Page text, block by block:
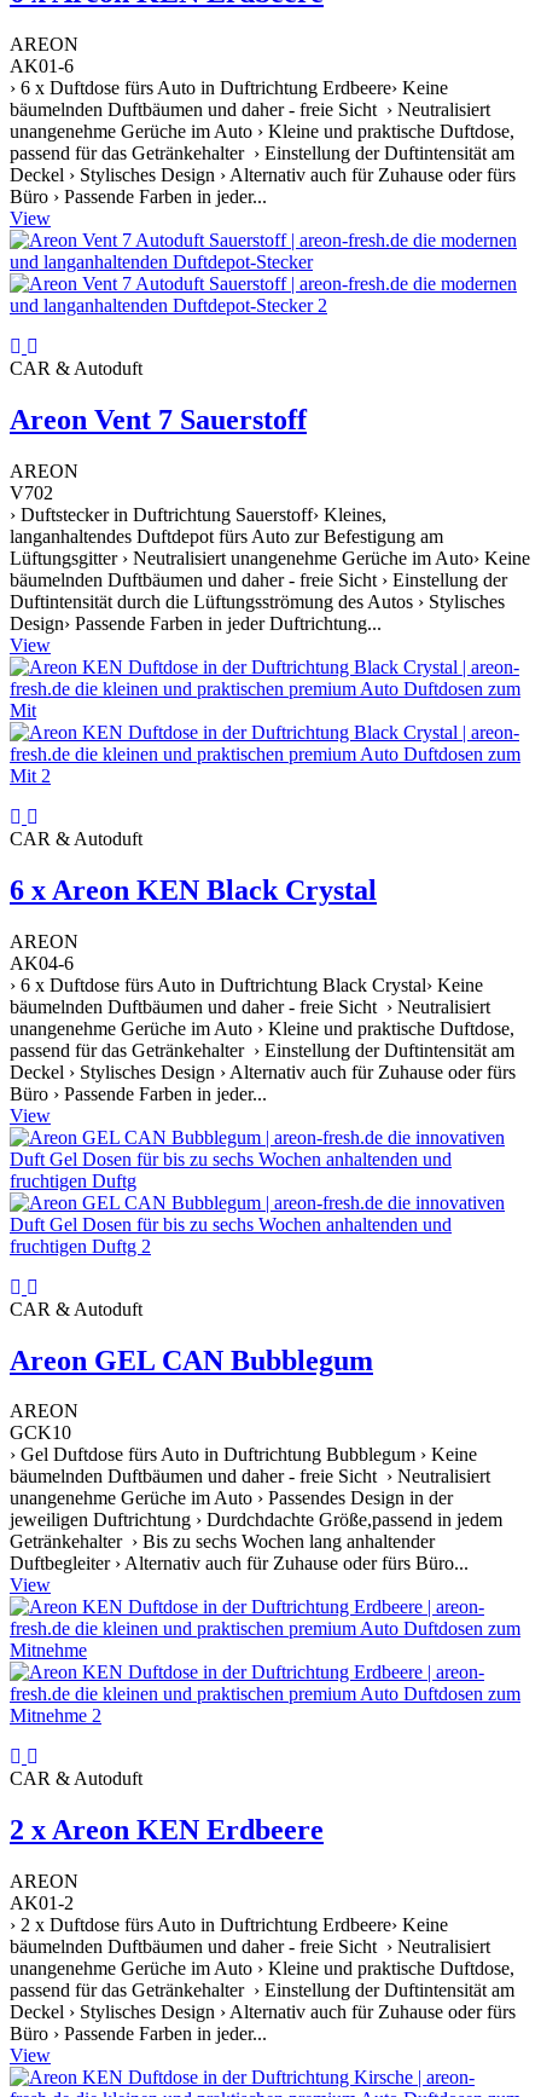
AREON
AK01-6
› 6 x Duftdose fürs Auto in Duftrichtung Erdbeere› Keine
bäumelnden Duftbäumen und daher - freie Sicht › Neutralisiert
unangenehme Gerüche im Auto › Kleine und praktische Duftdose,
passend für das Getränkehalter › Einstellung der Duftintensität am
Deckel › Stylisches Design › Alternativ auch für Zuhause oder fürs
Büro › Passende Farben in jeder...
View
CAR & Autoduft
Areon Vent 7 Sauerstoff
AREON
V702
› Duftstecker in Duftrichtung Sauerstoff› Kleines,
langanhaltendes Duftdepot fürs Auto zur Befestigung am
Lüftungsgitter › Neutralisiert unangenehme Gerüche im Auto› Keine
bäumelnden Duftbäumen und daher - freie Sicht › Einstellung der
Duftintensität durch die Lüftungsströmung des Autos › Stylisches
Design› Passende Farben in jeder Duftrichtung...
View
CAR & Autoduft
6 x Areon KEN Black Crystal
AREON
AK04-6
› 6 x Duftdose fürs Auto in Duftrichtung Black Crystal› Keine
bäumelnden Duftbäumen und daher - freie Sicht › Neutralisiert
unangenehme Gerüche im Auto › Kleine und praktische Duftdose,
passend für das Getränkehalter › Einstellung der Duftintensität am
Deckel › Stylisches Design › Alternativ auch für Zuhause oder fürs
Büro › Passende Farben in jeder...
View
CAR & Autoduft
Areon GEL CAN Bubblegum
AREON
GCK10
› Gel Duftdose fürs Auto in Duftrichtung Bubblegum › Keine
bäumelnden Duftbäumen und daher - freie Sicht › Neutralisiert
unangenehme Gerüche im Auto › Passendes Design in der
jeweiligen Duftrichtung › Durdchdachte Größe,passend in jedem
Getränkehalter › Bis zu sechs Wochen lang anhaltender
Duftbegleiter › Alternativ auch für Zuhause oder fürs Büro...
View
CAR & Autoduft
2 x Areon KEN Erdbeere
AREON
AK01-2
› 2 x Duftdose fürs Auto in Duftrichtung Erdbeere› Keine
bäumelnden Duftbäumen und daher - freie Sicht › Neutralisiert
unangenehme Gerüche im Auto › Kleine und praktische Duftdose,
passend für das Getränkehalter › Einstellung der Duftintensität am
Deckel › Stylisches Design › Alternativ auch für Zuhause oder fürs
Büro › Passende Farben in jeder...
View